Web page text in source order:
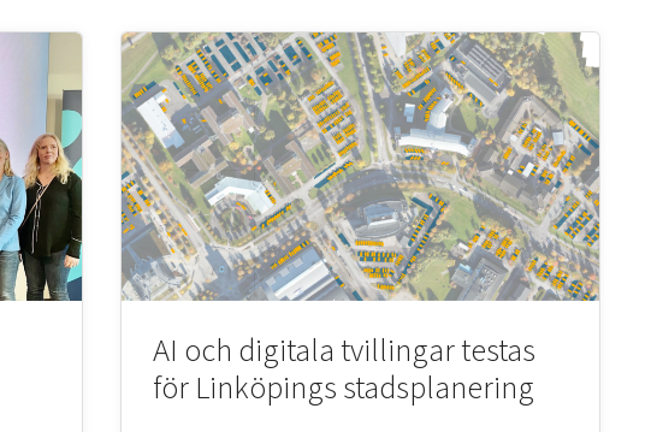
AI och digitala tvillingar testas
för Linköpings stadsplanering